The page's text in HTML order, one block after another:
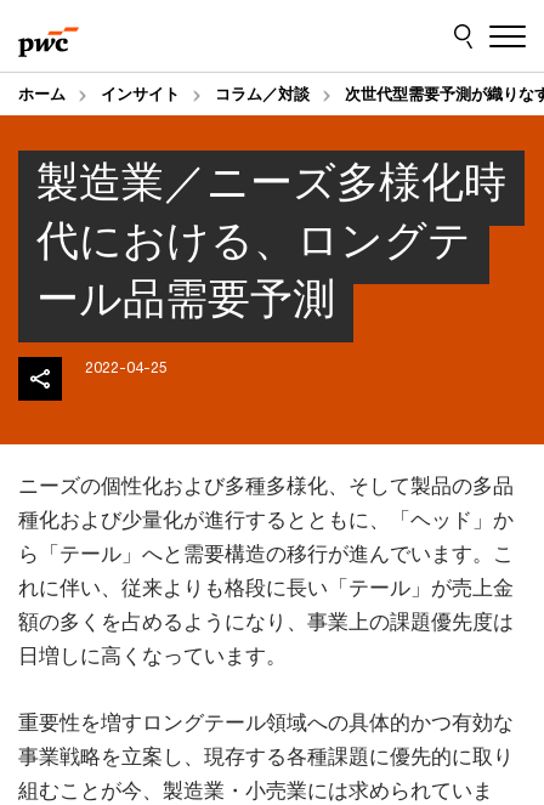
to
content
to
footer
ホーム インサイト コラム／対談 次世代型需要予測が織りな
製造業／ニーズ多様化時
代における、ロングテ
ール品需要予測
2022-04-25
ニーズの個性化および多種多様化、そして製品の多品
種化および少量化が進行するとともに、「ヘッド」か
ら「テール」へと需要構造の移行が進んでいます。こ
れに伴い、従来よりも格段に長い「テール」が売上金
額の多くを占めるようになり、事業上の課題優先度は
日増しに高くなっています。
重要性を増すロングテール領域への具体的かつ有効な
事業戦略を立案し、現存する各種課題に優先的に取り
組むことが今、製造業・小売業には求められていま